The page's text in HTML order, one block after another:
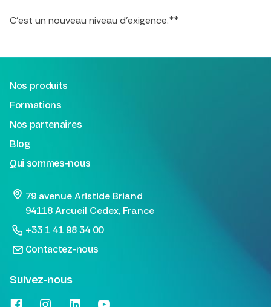
C’est un nouveau niveau d’exigence.**
Nos produits
Formations
Nos partenaires
Blog
Qui sommes-nous
79 avenue Aristide Briand
94118 Arcueil Cedex, France
+33 1 41 98 34 00
Contactez-nous
Suivez-nous